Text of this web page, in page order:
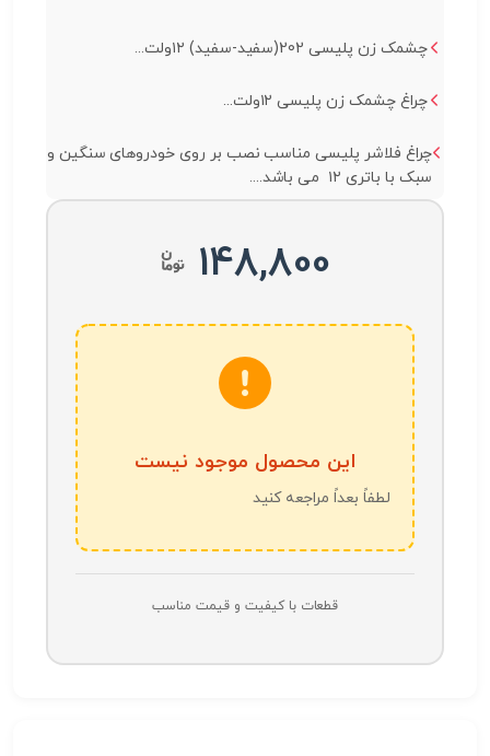
چشمک زن پلیسی 202(سفید-سفید) ۱۲ولت...
چراغ چشمک زن پلیسی ۱۲ولت...
چراغ فلاشر پلیسی مناسب نصب بر روی خودروهای سنگین و
سبک با باتری ۱۲ می باشد....
148,800
این محصول موجود نیست
لطفاً بعداً مراجعه کنید
قطعات با کیفیت و قیمت مناسب